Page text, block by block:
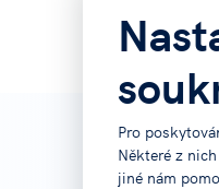
Pro
Některé z
jiné nám